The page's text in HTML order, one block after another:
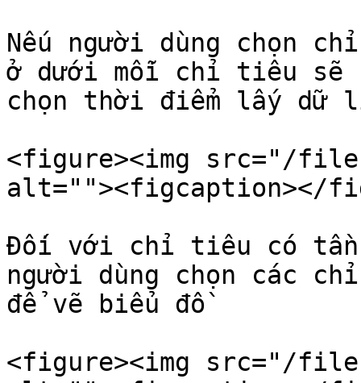
Nếu người dùng chọn
ở dưới mỗi chỉ tiêu sẽ
chọn thời điểm lấy dữ
<figure><img src="/files/
alt=""><figcaption></
Đối với chỉ tiêu có tần
người dùng chọn các
để vẽ biểu đồ
<figure><img src="/